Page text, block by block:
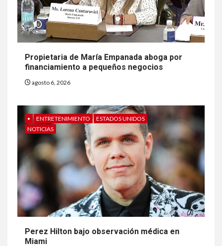
Propietaria de María Empanada aboga por
financiamiento a pequeños negocios
agosto 6, 2026
• ENTRETENIMIENTO
ESTADOS UNIDOS
NOTICIAS
Perez Hilton bajo observación médica en
Miami